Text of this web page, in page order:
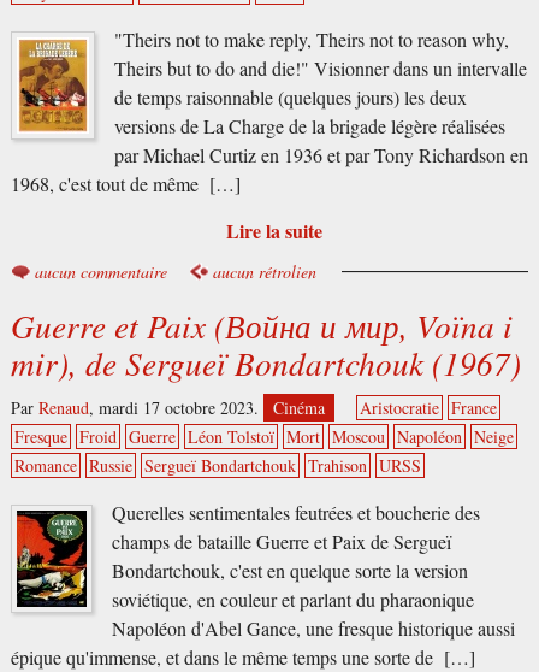
"Theirs not to make reply, Theirs not to reason why,
Theirs but to do and die!" Visionner dans un intervalle
de temps raisonnable (quelques jours) les deux
versions de La Charge de la brigade légère réalisées
par Michael Curtiz en 1936 et par Tony Richardson en
1968, c'est tout de même […]
Lire la suite
aucun commentaire aucun rétrolien
Guerre et Paix (Война и мир, Voïna i
mir), de Sergueï Bondartchouk (1967)
Par Renaud, mardi 17 octobre 2023. Cinéma Aristocratie France
Fresque Froid Guerre Léon Tolstoï Mort Moscou Napoléon Neige
Romance Russie Sergueï Bondartchouk Trahison URSS
Querelles sentimentales feutrées et boucherie des
champs de bataille Guerre et Paix de Sergueï
Bondartchouk, c'est en quelque sorte la version
soviétique, en couleur et parlant du pharaonique
Napoléon d'Abel Gance, une fresque historique aussi
épique qu'immense, et dans le même temps une sorte de […]